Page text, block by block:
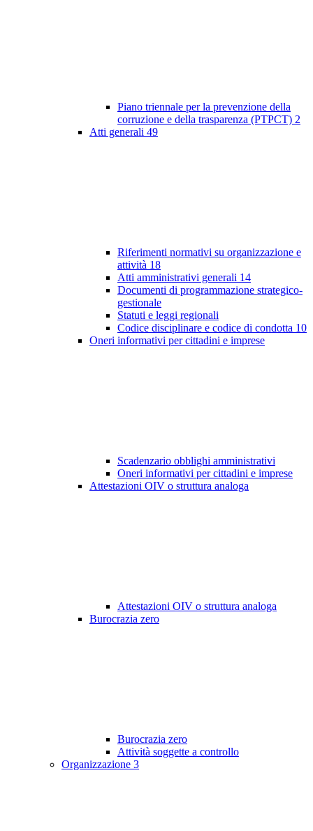
Piano triennale per la prevenzione della
corruzione e della trasparenza (PTPCT) 2
Atti generali 49
Riferimenti normativi su organizzazione e
attività 18
Atti amministrativi generali 14
Documenti di programmazione strategico-
gestionale
Statuti e leggi regionali
Codice disciplinare e codice di condotta 10
Oneri informativi per cittadini e imprese
Scadenzario obblighi amministrativi
Oneri informativi per cittadini e imprese
Attestazioni OIV o struttura analoga
Attestazioni OIV o struttura analoga
Burocrazia zero
Burocrazia zero
Attività soggette a controllo
Organizzazione 3